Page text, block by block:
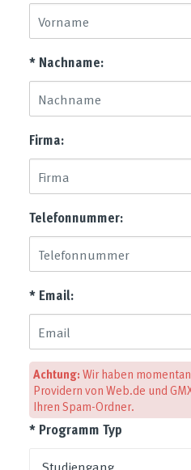
* Nachname:
Firma:
Telefonnummer:
* Email:
Achtung: Wir haben
Providern von Web.de und
Ihren Spam-Ordner.
* Programm Typ